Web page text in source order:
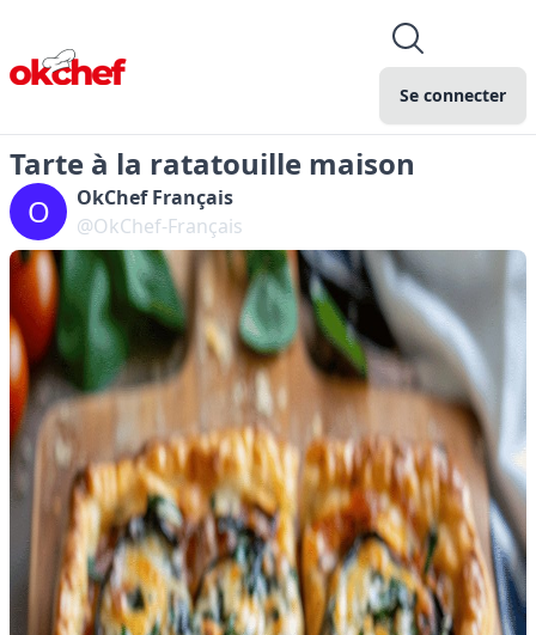
Se connecter
Tarte à la ratatouille maison
O
OkChef Français
@OkChef-Français